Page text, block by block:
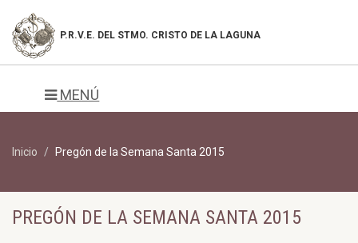
P.R.V.E. DEL STMO. CRISTO DE LA LAGUNA
MENÚ
Inicio Pregón de la Semana Santa 2015
PREGÓN DE LA SEMANA SANTA 2015